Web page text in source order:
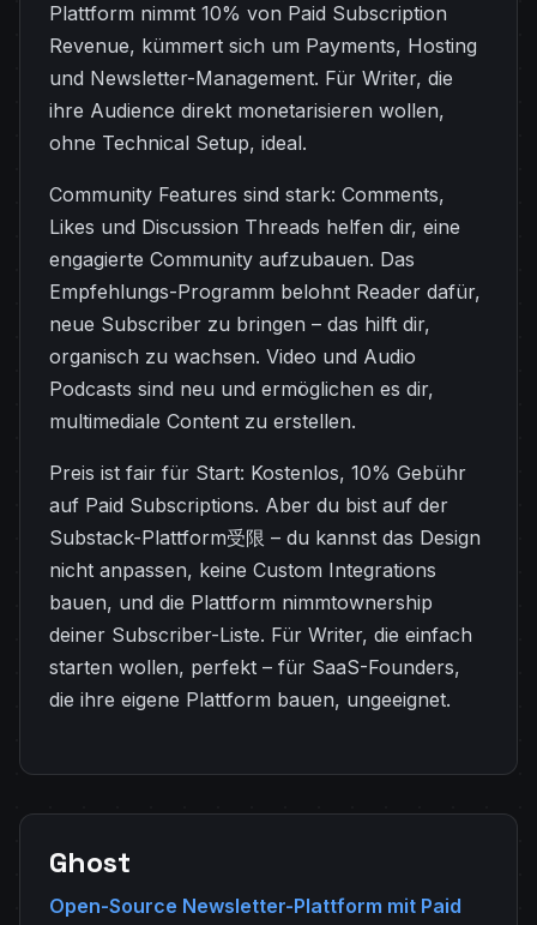
Plattform nimmt 10% von Paid Subscription
Revenue, kümmert sich um Payments, Hosting
und Newsletter-Management. Für Writer, die
ihre Audience direkt monetarisieren wollen,
ohne Technical Setup, ideal.
Community Features sind stark: Comments,
Likes und Discussion Threads helfen dir, eine
engagierte Community aufzubauen. Das
Empfehlungs-Programm belohnt Reader dafür,
neue Subscriber zu bringen – das hilft dir,
organisch zu wachsen. Video und Audio
Podcasts sind neu und ermöglichen es dir,
multimediale Content zu erstellen.
Preis ist fair für Start: Kostenlos, 10% Gebühr
auf Paid Subscriptions. Aber du bist auf der
Substack-Plattform受限 – du kannst das Design
nicht anpassen, keine Custom Integrations
bauen, und die Plattform nimmtownership
deiner Subscriber-Liste. Für Writer, die einfach
starten wollen, perfekt – für SaaS-Founders,
die ihre eigene Plattform bauen, ungeeignet.
Ghost
Open-Source Newsletter-Plattform mit Paid